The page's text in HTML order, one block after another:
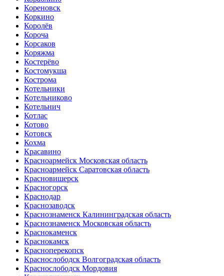
Кореновск
Коркино
Королёв
Короча
Корсаков
Коряжма
Костерёво
Костомукша
Кострома
Котельники
Котельниково
Котельнич
Котлас
Котово
Котовск
Кохма
Красавино
Красноармейск Московская область
Красноармейск Саратовская область
Красновишерск
Красногорск
Краснодар
Краснозаводск
Краснознаменск Калининградская область
Краснознаменск Московская область
Краснокаменск
Краснокамск
Красноперекопск
Краснослободск Волгоградская область
Краснослободск Мордовия